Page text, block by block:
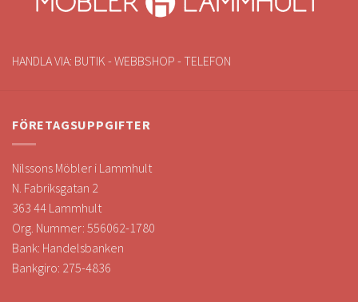
HANDLA VIA: BUTIK - WEBBSHOP - TELEFON
FÖRETAGSUPPGIFTER
Nilssons Möbler i Lammhult
N. Fabriksgatan 2
363 44 Lammhult
Org. Nummer: 556062-1780
Bank: Handelsbanken
Bankgiro: 275-4836